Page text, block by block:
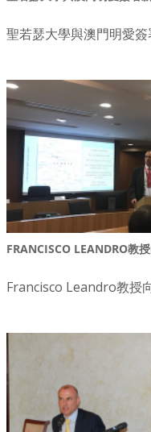
聖若瑟大學與澳門明愛
FRANCISCO LEANDRO教
Francisco Leandro教授